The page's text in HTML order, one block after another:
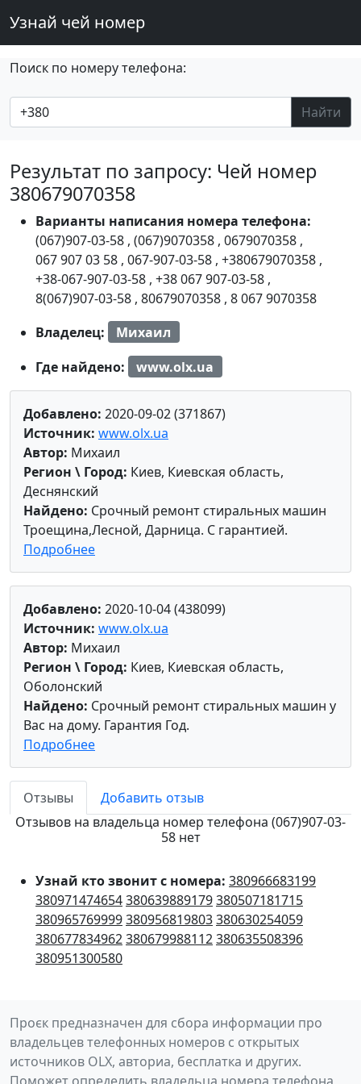
Узнай чей номер
Поиск по номеру телефона:
Найти
Результат по запросу: Чей номер
380679070358
Варианты написания номера телефона:
(067)907-03-58 , (067)9070358 , 0679070358 ,
067 907 03 58 , 067-907-03-58 , +380679070358 ,
+38-067-907-03-58 , +38 067 907-03-58 ,
8(067)907-03-58 , 80679070358 , 8 067 9070358
Владелец:
Михаил
Где найдено:
www.olx.ua
Добавлено: 2020-09-02 (371867)
Источник: www.olx.ua
Автор: Михаил
Регион \ Город: Киев, Киевская область,
Деснянский
Найдено: Срочный ремонт стиральных машин
Троещина,Лесной, Дарница. С гарантией.
Подробнее
Добавлено: 2020-10-04 (438099)
Источник: www.olx.ua
Автор: Михаил
Регион \ Город: Киев, Киевская область,
Оболонский
Найдено: Срочный ремонт стиральных машин у
Вас на дому. Гарантия Год.
Подробнее
Отзывы
Добавить отзыв
Отзывов на владельца номер телефона (067)907-03-
58 нет
Узнай кто звонит с номера: 380966683199
380971474654380639889179380507181715
380965769999380956819803380630254059
380677834962380679988112380635508396
380951300580
Проєк предназначен для сбора информации про
владельцев телефонных номеров с открытых
источников OLX, авториа, бесплатка и других.